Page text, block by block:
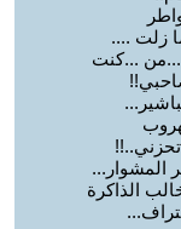
زلت ....
...من ...كنت
تحزني..!!
المشوار...
الذاكرة